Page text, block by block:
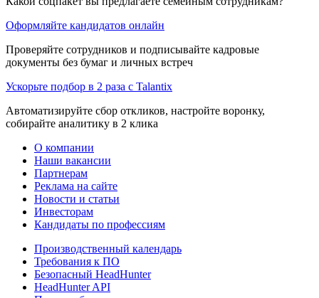
Оформляйте кандидатов онлайн
Проверяйте сотрудников и подписывайте кадровые
документы без бумаг и личных встреч
Ускорьте подбор в 2 раза с Talantix
Автоматизируйте сбор откликов, настройте воронку,
собирайте аналитику в 2 клика
О компании
Наши вакансии
Партнерам
Реклама на сайте
Новости и статьи
Инвесторам
Кандидаты по профессиям
Производственный календарь
Требования к ПО
Безопасный HeadHunter
HeadHunter API